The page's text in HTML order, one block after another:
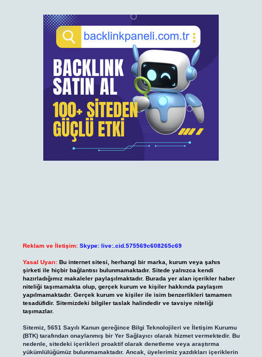
Reklam ve İletişim: Skype: live:.cid.575569c608265c69
Yasal Uyarı: Bu internet sitesi, herhangi bir marka, kurum veya şahıs
şirketi ile hiçbir bağlantısı bulunmamaktadır. Sitede yalnızca kendi
hazırladığımız makaleler paylaşılmaktadır. Burada yer alan içerikler haber
niteliği taşımamakta olup, gerçek kurum ve kişiler hakkında paylaşım
yapılmamaktadır. Gerçek kurum ve kişiler ile isim benzerlikleri tamamen
tesadüfidir. Sitemizdeki bilgiler taslak halindedir ve tavsiye niteliği
taşımazlar.
Sitemiz, 5651 Sayılı Kanun gereğince Bilgi Teknolojileri ve İletişim Kurumu
(BTK) tarafından onaylanmış bir Yer Sağlayıcı olarak hizmet vermektedir. Bu
nedenle, sitedeki içerikleri proaktif olarak denetleme veya araştırma
yükümlülüğümüz bulunmamaktadır. Ancak, üyelerimiz yazdıkları içeriklerin